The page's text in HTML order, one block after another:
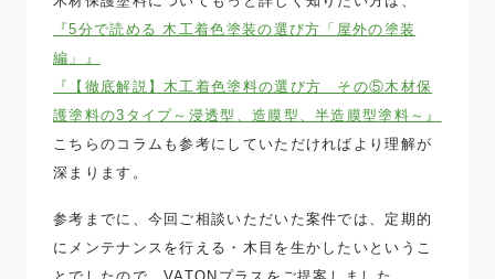
『5分で読める 木工着色塗装の選び方「屋外の塗装
編」』
『【徹底解説】木工着色塗料の選び方 その⑤木材保
護塗料の3タイプ～浸透型、造膜型、半造膜型塗料～』
こちらのコラムも参考にしていただければより理解が
深まります。
参考までに、今回ご相談いただいた案件では、定期的
にメンテナンスを行える・木目を生かしたいというこ